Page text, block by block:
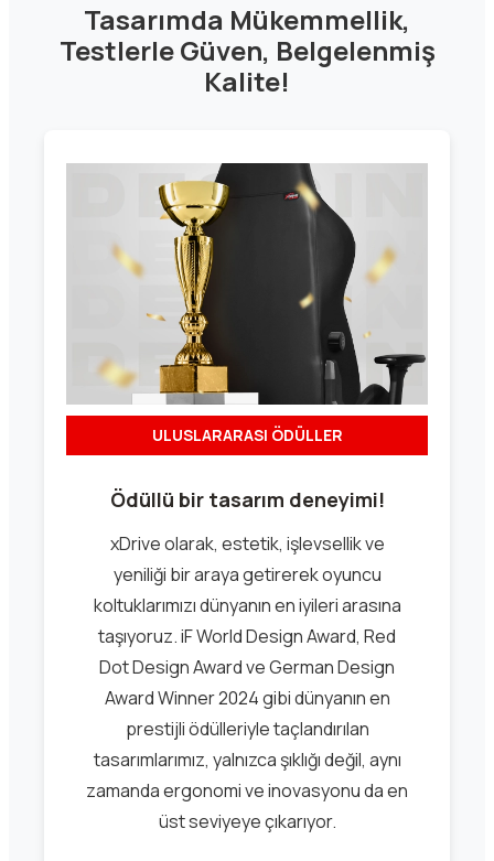
Tasarımda Mükemmellik,
Testlerle Güven, Belgelenmiş
Kalite!
ULUSLARARASI ÖDÜLLER
Ödüllü bir tasarım deneyimi!
xDrive olarak, estetik, işlevsellik ve
yeniliği bir araya getirerek oyuncu
koltuklarımızı dünyanın en iyileri arasına
taşıyoruz. iF World Design Award, Red
Dot Design Award ve German Design
Award Winner 2024 gibi dünyanın en
prestijli ödülleriyle taçlandırılan
tasarımlarımız, yalnızca şıklığı değil, aynı
zamanda ergonomi ve inovasyonu da en
üst seviyeye çıkarıyor.